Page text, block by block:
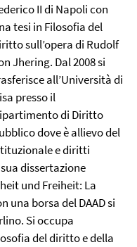
II di Napoli con
tesi in Filosofia del
sull’opera di Rudolf
Jhering. Dal 2008 si
all’Università di
presso il
di Diritto
dove è allievo del
e diritti
dissertazione
und Freiheit: La
una borsa del DAAD si
Si occupa
del diritto e della